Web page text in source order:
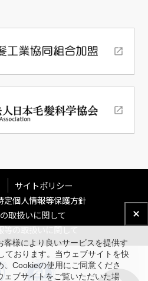
サイトポリシー
定個人情報等保護方針
取扱いに関して
等の取扱いに関して
客様により良いサービスを提供す
ております。当ウェブサイトを快
Cookieの使用にご同意くださ
ェブサイトをご覧いただいた場